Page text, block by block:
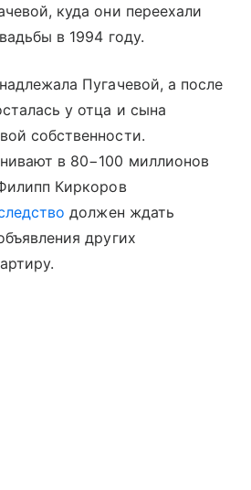
куда они переехали
в 1994 году.
Пугачевой, а после
у отца и сына
собственности.
в 80−100 миллионов
Киркоров
должен ждать
других